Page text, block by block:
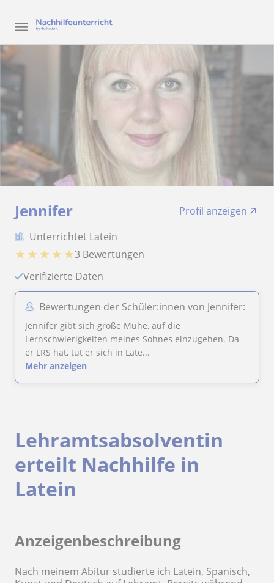
Jennifer
Profil anzeigen
Unterrichtet Latein
★ ★ ★ ★ ★3 Bewertungen
Verifizierte Daten
Bewertungen der Schüler:innen von Jennifer:
Jennifer gibt sich große Mühe, auf die
Lernschwierigkeiten meines Sohnes einzugehen. Da
er LRS hat, tut er sich in Late...
Mehr anzeigen
Lehramtsabsolventin
erteilt Nachhilfe in
Latein
Anzeigenbeschreibung
Nach meinem Abitur studierte ich Latein, Spanisch,